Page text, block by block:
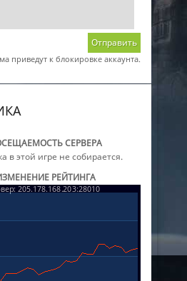
Отправить
приведут к блокировке аккаунта.
СЕРВЕРА
в этой игре не собирается.
РЕЙТИНГА